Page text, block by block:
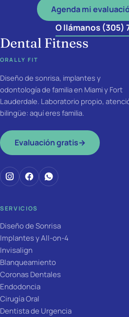
Agenda mi
O llámanos (305)
Dental Fitness
ORALLY FIT
Diseño de sonrisa, implantes y
odontología de familia en Miami y Fort
Lauderdale. Laboratorio propio,
bilingüe: aquí eres familia.
Evaluación gratis→
SERVICIOS
Diseño de Sonrisa
Implantes y All-on-4
Invisalign
Blanqueamiento
Coronas Dentales
Endodoncia
Cirugía Oral
Dentista de Urgencia